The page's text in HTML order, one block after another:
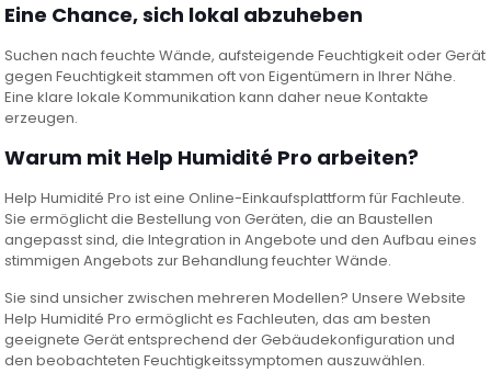
Eine Chance, sich lokal abzuheben
Suchen nach feuchte Wände, aufsteigende Feuchtigkeit oder Gerät
gegen Feuchtigkeit stammen oft von Eigentümern in Ihrer Nähe.
Eine klare lokale Kommunikation kann daher neue Kontakte
erzeugen.
Warum mit Help Humidité Pro arbeiten?
Help Humidité Pro ist eine Online-Einkaufsplattform für Fachleute.
Sie ermöglicht die Bestellung von Geräten, die an Baustellen
angepasst sind, die Integration in Angebote und den Aufbau eines
stimmigen Angebots zur Behandlung feuchter Wände.
Sie sind unsicher zwischen mehreren Modellen? Unsere Website
Help Humidité Pro ermöglicht es Fachleuten, das am besten
geeignete Gerät entsprechend der Gebäudekonfiguration und
den beobachteten Feuchtigkeitssymptomen auszuwählen.